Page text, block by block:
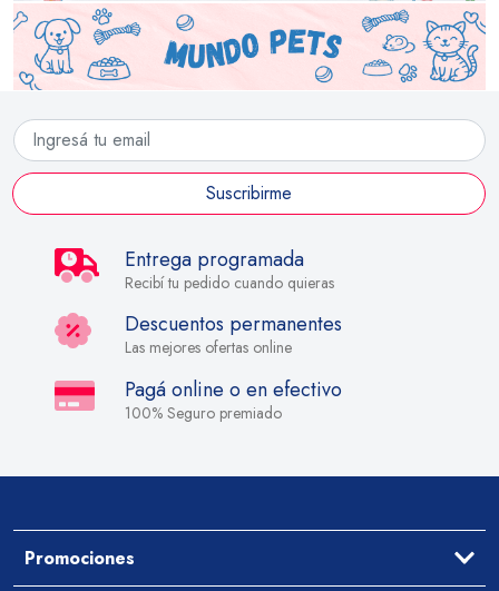
Suscribirme
Entrega programada
Recibí tu pedido cuando quieras
Descuentos permanentes
Las mejores ofertas online
Pagá online o en efectivo
100% Seguro premiado
Promociones